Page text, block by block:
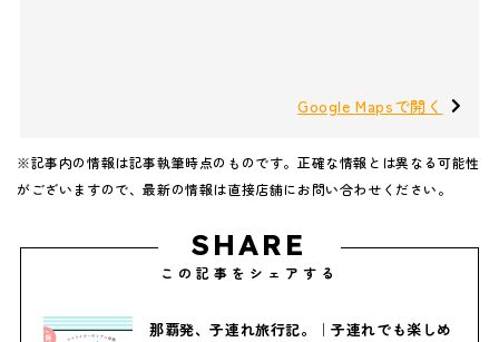
Google Mapsで開く
※記事内の情報は記事執筆時点のものです。正確な情報とは異なる可能性
がございますので、最新の情報は直接店舗にお問い合わせください。
SHARE
この記事をシェアする
那覇発、子連れ旅行記。｜子連れでも楽しめ